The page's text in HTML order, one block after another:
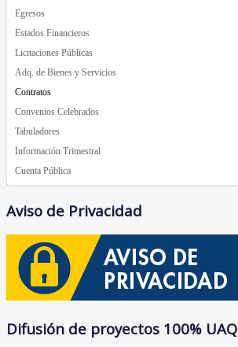
Egresos
Estados Financieros
Licitaciones Públicas
Adq. de Bienes y Servicios
Contratos
Convenios Celebrados
Tabuladores
Información Trimestral
Cuenta Pública
Aviso de Privacidad
Difusión de proyectos 100% UAQ